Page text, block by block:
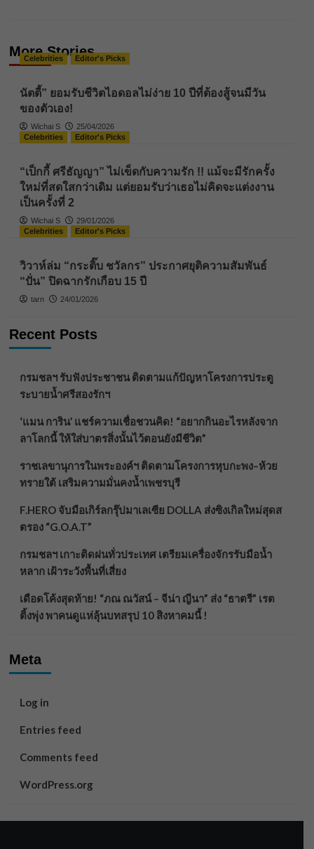
More Stories
Celebrities Editor's Picks
นัตตี้” ยอมรับชีวิตไอดอลไม่ง่าย 10 ปีที่ต้องสู้จนมีวัน
ของตัวเอง!
Wichai S
25/04/2026
Celebrities
Editor's Picks
“เป็กกี้ ศรีธัญญา” ไม่เข็ดกับความรัก !! แม้จะมีรักครั้ง
ใหม่ที่สดใสกว่าเดิม แต่ยอมรับว่าเธอไม่คิดจะแต่งงาน
เป็นครั้งที่ 2
Wichai S
29/01/2026
Celebrities
Editor's Picks
วิวาห์ล่ม “กระติ๊บ ชวัลกร” ประกาศยุติความสัมพันธ์
“ปั่น” ปิดฉากรักเกือบ 15 ปี
tarn 24/01/2026
Recent Posts
กรมชลฯ รับฟังประชาชน ติดตามแก้ปัญหาโครงการประตู
ระบายน้ำศรีสองรักฯ
‘แมน การิน’ แชร์ความเชื่อชวนคิด! “อยากกินอะไรหลังจาก
ลาโลกนี้ ให้ใส่บาตรสิ่งนั้นไว้ตอนยังมีชีวิต”
ราชเลขานุการในพระองค์ฯ ติดตามโครงการหุบกะพง–ห้วย
ทรายใต้ เสริมความมั่นคงน้ำเพชรบุรี
F.HERO จับมือเกิร์ลกรุ๊ปมาเลเซีย DOLLA ส่งซิงเกิลใหม่สุดส
ตรอง “G.O.A.T”
กรมชลฯ เกาะติดฝนทั่วประเทศ เตรียมเครื่องจักรรับมือน้ำ
หลาก เฝ้าระวังพื้นที่เสี่ยง
เดือดโค้งสุดท้าย! “ภณ ณวัสน์ – จีน่า ญีนา” ส่ง “ธาตรี” เรต
ติ้งพุ่ง พาคนดูแห่ลุ้นบทสรุป 10 สิงหาคมนี้ !
Meta
Log in
Entries feed
Comments feed
WordPress.org